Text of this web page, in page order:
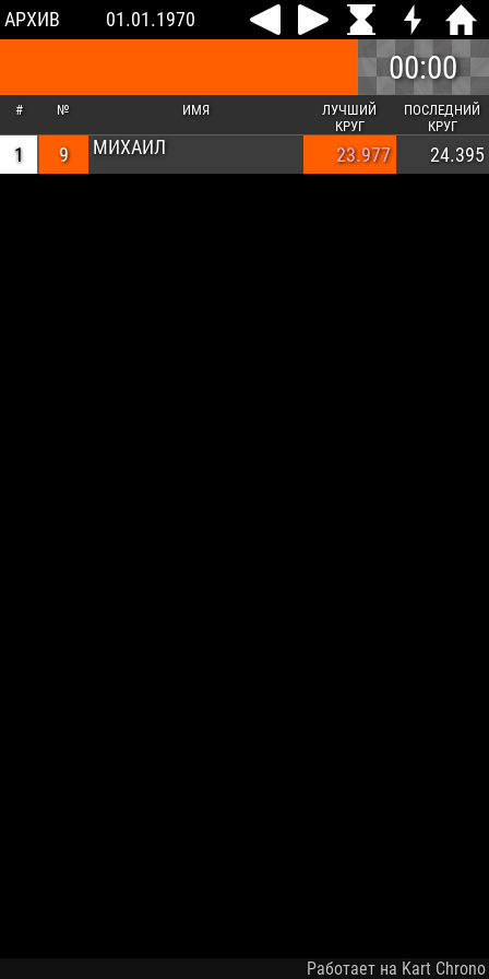
АРХИВ 01.01.1970
00:00
# № ИМЯ
ЛУЧШИЙ
КРУГ
ПОСЛЕДНИЙ
КРУГ
1 9 МИХАИЛ 23.977 24.395
Работает на Kart Chrono